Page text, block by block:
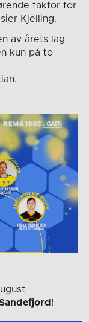
faktor for
Kjelling.
av årets lag
kun på to
!